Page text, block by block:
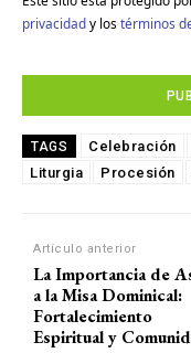
privacidady los términos
TAGS Celebración
Liturgia
Procesión
Artículo anterior
La Importancia de
a la Misa Dominical:
Fortalecimiento
Espiritual y